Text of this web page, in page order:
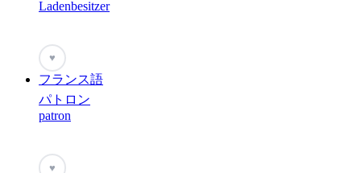
Ladenbesitzer
♥
フランス語
パトロン
patron
♥